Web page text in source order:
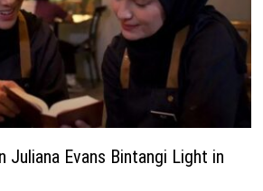
Juliana Evans Bintangi Light in